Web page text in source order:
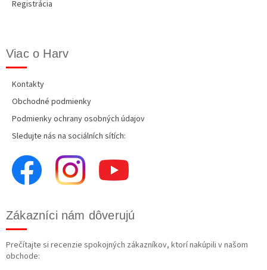
Registrácia
Viac o Harv
Kontakty
Obchodné podmienky
Podmienky ochrany osobných údajov
Sledujte nás na sociálních sítích:
Zákazníci nám dôverujú
Prečítajte si recenzie spokojných zákazníkov, ktorí nakúpili v našom
obchode: